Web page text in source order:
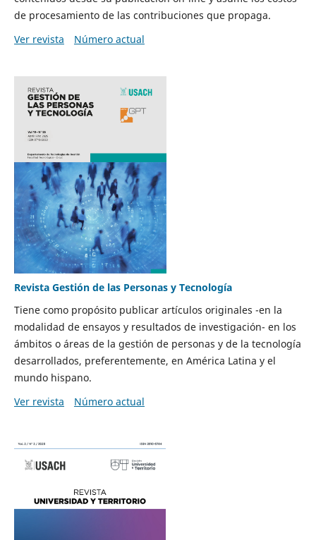
de procesamiento de las contribuciones que propaga.
Ver revista
Número actual
Revista Gestión de las Personas y Tecnología
Tiene como propósito publicar artículos originales -en la
modalidad de ensayos y resultados de investigación- en los
ámbitos o áreas de la gestión de personas y de la tecnología
desarrollados, preferentemente, en América Latina y el
mundo hispano.
Ver revista
Número actual